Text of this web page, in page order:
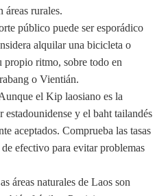
áreas rurales.
público puede ser esporádico
alquilar una bicicleta o
propio ritmo, sobre todo en
o Vientián.
el Kip laosiano es la
y el baht tailandés
aceptados. Comprueba las tasas
efectivo para evitar problemas
áreas naturales de Laos son